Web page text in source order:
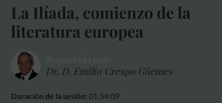
La Ilíada, comienzo de la
literatura europea
Dr. D. Emilio Crespo Güemes
Duración de la sesión:01:54:09